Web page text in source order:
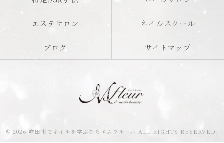
エステサロン ネイルスクール
ブログ サイトマップ
© 2026 吹田市でネイルを学ぶならエムフルール ALL RIGHTS RESERVED.